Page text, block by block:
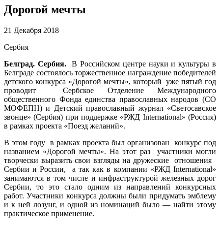
Дорогой мечты
21 Декабря 2018
Сербия
Белград. Сербия.В Российском центре науки и культуры в
Белграде состоялось торжественное награждение победителей
детского конкурса «Дорогой мечты», который уже пятый год
проводит Сербское Отделение Международного
общественного Фонда единства православных народов (СО
МОФЕПН) и Детский православный журнал «Светосавское
звонце» (Сербия) при поддержке «РЖД International» (Россия)
в рамках проекта «Поезд желаний».
В этом году в рамках проекта был организован конкурс под
названием «Дорогой мечты». На этот раз участники могли
творчески выразить свои взгляды на дружеские отношения
Сербии и России, а так как в компании «РЖД International»
занимаются в том числе и инфраструктурой железных дорог
Сербии, то это стало одним из направлений конкурсных
работ. Участники конкурса должны были придумать эмблему
и к ней лозунг, и одной из номинаций было — найти этому
практическое применение.